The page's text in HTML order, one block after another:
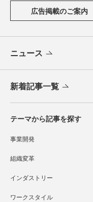
広告掲載のご案内
ニュース
新着記事一覧
テーマから記事を探す
事業開発
組織変革
インダストリー
ワークスタイル